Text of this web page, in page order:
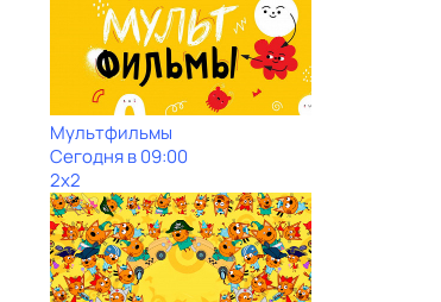
Мультфильмы
Сегодня в 09:00
2x2